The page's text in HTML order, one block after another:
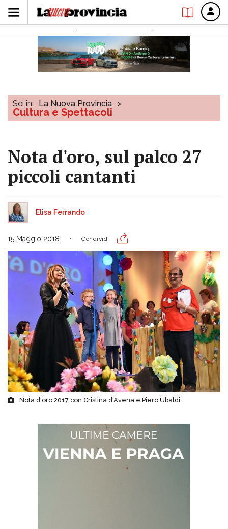
Sei in: La Nuova Provincia >
Cultura e Spettacoli
Nota d'oro, sul palco 27
piccoli cantanti
Elisa Ferrando
15 Maggio 2018 Condividi
Nota d'oro 2017 con Cristina d'Avena e Piero Ubaldi